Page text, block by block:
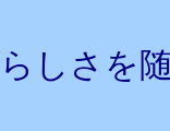
しさを